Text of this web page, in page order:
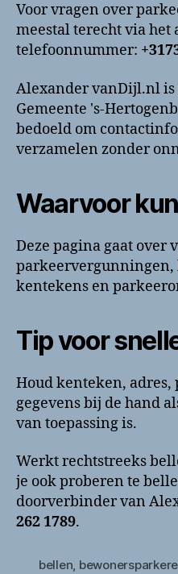
Voor vragen over
meestal terecht via
telefoonnummer:
Alexander vanDijl.nl is
Gemeente 's-
bedoeld om
verzamelen zonder
Waarvoor
Deze pagina gaat over
parkeervergunningen,
kentekens en
Tip voor
Houd kenteken, adres,
gegevens bij de hand
van toepassing is.
Werkt rechtstreeks
je ook proberen te
doorverbinder van
262 1789.
bellen,